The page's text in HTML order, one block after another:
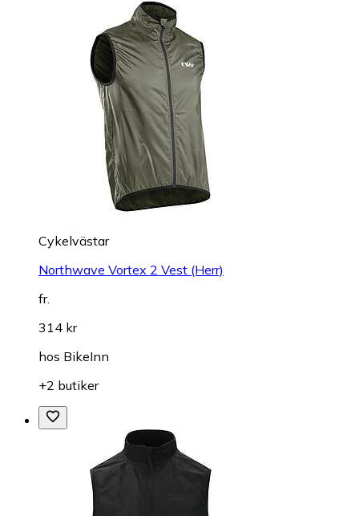
Cykelvästar
Northwave Vortex 2 Vest (Herr)
fr.
314 kr
hos BikeInn
+2 butiker